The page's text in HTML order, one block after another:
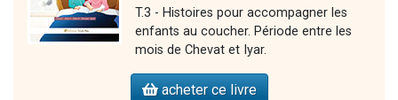
T.3 - Histoires pour accompagner les
enfants au coucher. Période entre les
mois de Chevat et Iyar.
acheter ce livre